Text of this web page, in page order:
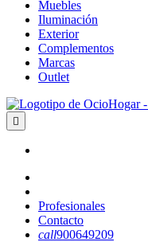
Muebles
Iluminación
Exterior
Complementos
Marcas
Outlet

Profesionales
Contacto
call900649209